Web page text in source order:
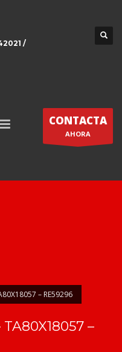
/
CONTACTA
AHORA
– RE59296
–